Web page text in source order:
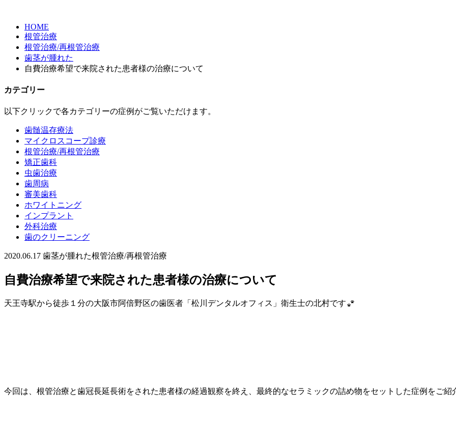
HOME
根管治療
根管治療/再根管治療
歯茎が腫れた
自費治療希望で来院された患者様の治療について
カテゴリー
以下クリックで各カテゴリーの症例がご覧いただけます。
歯髄温存療法
マイクロスコープ診療
根管治療/再根管治療
矯正歯科
虫歯治療
歯周病
審美歯科
ホワイトニング
インプラント
外科治療
歯のクリーニング
2020.06.17 歯茎が腫れた根管治療/再根管治療
自費治療希望で来院された患者様の治療について
天王寺駅から徒歩１分の大阪市阿倍野区の歯医者「松川デンタルオフィス」衛生士の北村です
今回は、根管治療と歯冠長延長術をされた患者様の経過観察を終え、最終的なセラミックの詰め物をセットした症例をご紹